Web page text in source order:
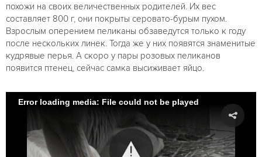
похожи на своих величественных родителей. Их вес
составляет 800 г, они покрыты серовато-бурым пухом.
Взрослым оперением пеликаны обзаведутся только к году
после нескольких линек. Тогда же у них появятся знаменитые
кудрявые перья. А скоро у пары розовых пеликанов
появится птенец, сейчас самка высиживает яйцо.
Error loading media: File could not be played